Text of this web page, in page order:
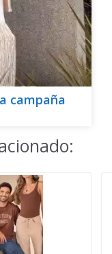
campaña